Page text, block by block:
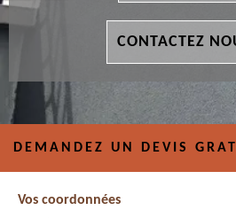
CONTACTEZ
DEMANDEZ UN DEVIS
Vos coordonnées